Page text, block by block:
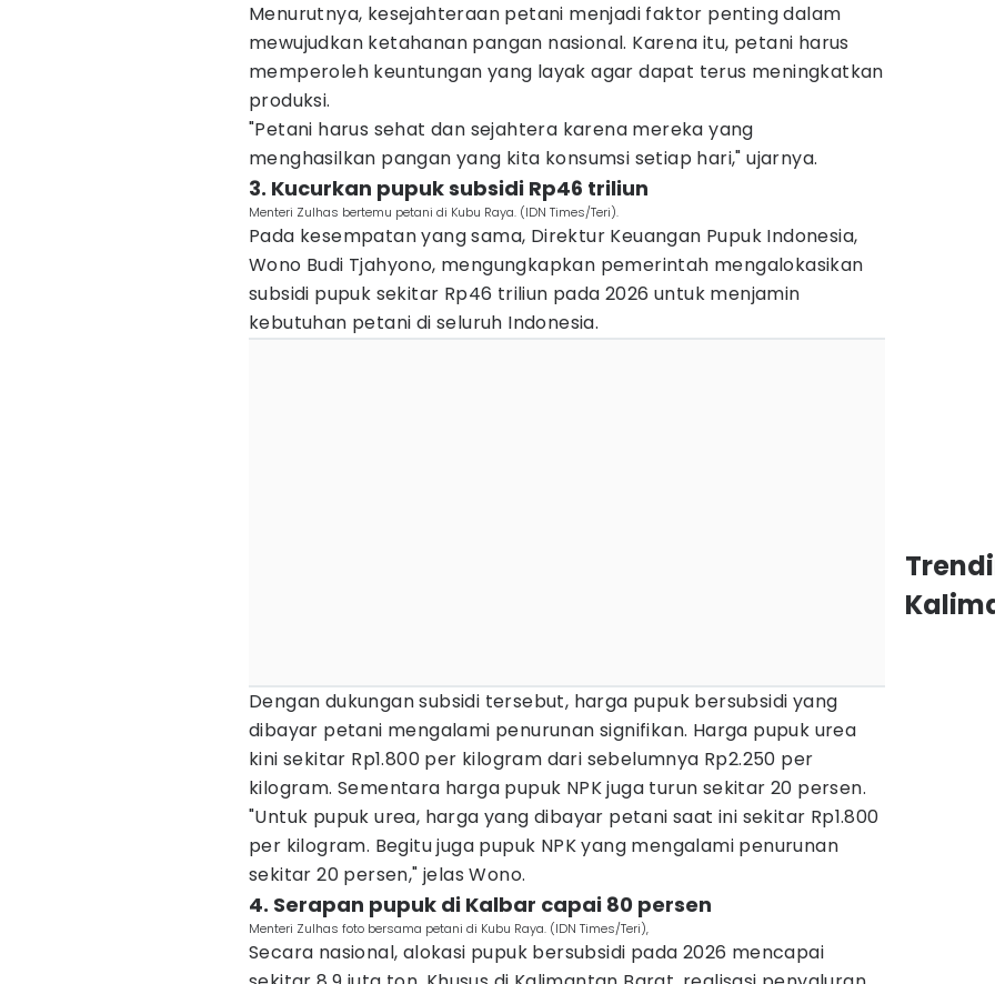
Menurutnya, kesejahteraan petani menjadi faktor penting dalam
mewujudkan ketahanan pangan nasional. Karena itu, petani harus
memperoleh keuntungan yang layak agar dapat terus meningkatkan
produksi.
"Petani harus sehat dan sejahtera karena mereka yang
menghasilkan pangan yang kita konsumsi setiap hari," ujarnya.
3. Kucurkan pupuk subsidi Rp46 triliun
Menteri Zulhas bertemu petani di Kubu Raya. (IDN Times/Teri).
Pada kesempatan yang sama, Direktur Keuangan Pupuk Indonesia,
Wono Budi Tjahyono, mengungkapkan pemerintah mengalokasikan
subsidi pupuk sekitar Rp46 triliun pada 2026 untuk menjamin
kebutuhan petani di seluruh Indonesia.
Dengan dukungan subsidi tersebut, harga pupuk bersubsidi yang
dibayar petani mengalami penurunan signifikan. Harga pupuk urea
kini sekitar Rp1.800 per kilogram dari sebelumnya Rp2.250 per
kilogram. Sementara harga pupuk NPK juga turun sekitar 20 persen.
"Untuk pupuk urea, harga yang dibayar petani saat ini sekitar Rp1.800
per kilogram. Begitu juga pupuk NPK yang mengalami penurunan
sekitar 20 persen," jelas Wono.
4. Serapan pupuk di Kalbar capai 80 persen
Menteri Zulhas foto bersama petani di Kubu Raya. (IDN Times/Teri),
Secara nasional, alokasi pupuk bersubsidi pada 2026 mencapai